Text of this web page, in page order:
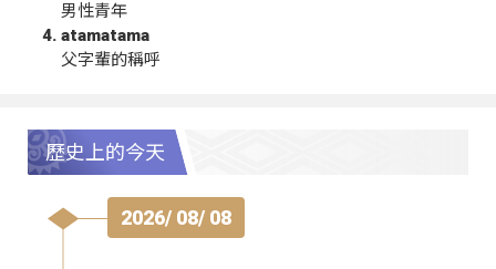
男性青年
atamatama
父字輩的稱呼
歷史上的今天
2026/ 08/ 08